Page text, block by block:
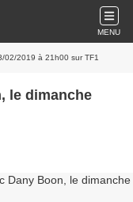
MENU
02/2019 à 21h00 sur TF1
le dimanche